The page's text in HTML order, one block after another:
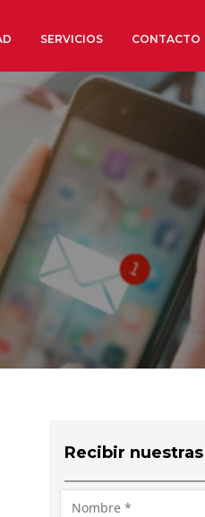
Nuestros códigos
Cuentas Anuales
Código Ético y de
Portal de la
SERVICIOS CONTACTO
Recibir